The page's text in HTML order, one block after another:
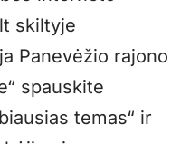
skiltyje
Panevėžio rajono
spauskite
temas“ ir